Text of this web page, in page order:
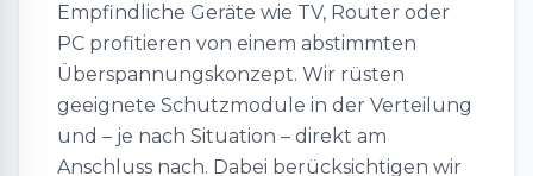
Empfindliche Geräte wie TV, Router oder
PC profitieren von einem abstimmten
Überspannungskonzept. Wir rüsten
geeignete Schutzmodule in der Verteilung
und – je nach Situation – direkt am
Anschluss nach. Dabei berücksichtigen wir